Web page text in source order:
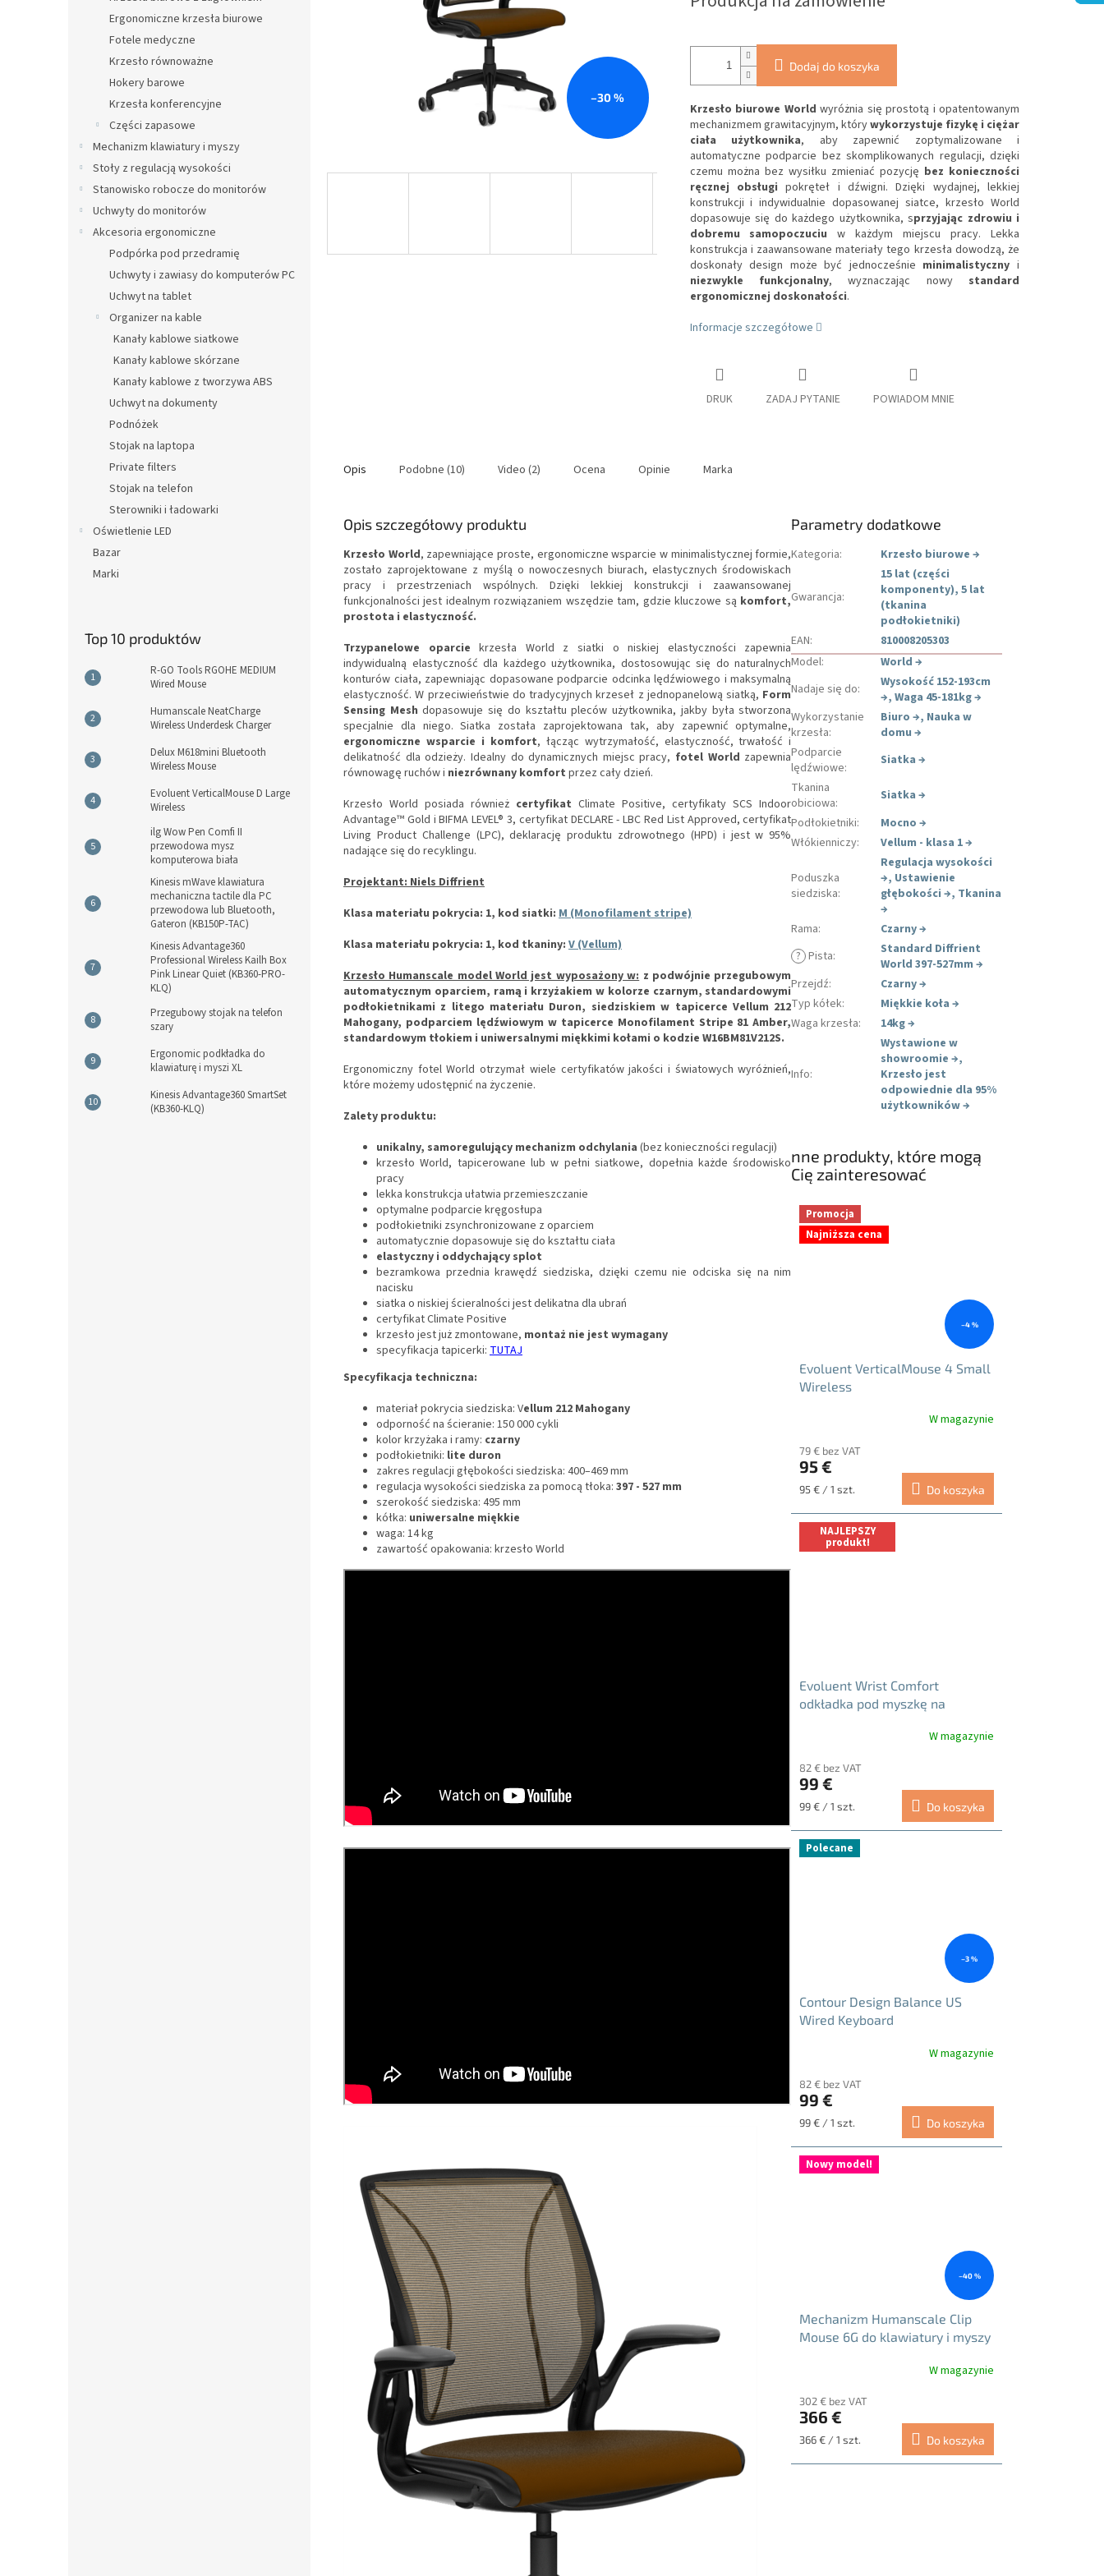
Ergonomiczne krzesła biurowe
Fotele medyczne
Krzesło równoważne
Hokery barowe
Krzesła konferencyjne
Części zapasowe
Mechanizm klawiatury i myszy
Stoły z regulacją wysokości
Stanowisko robocze do monitorów
Uchwyty do monitorów
Akcesoria ergonomiczne
Podpórka pod przedramię
Uchwyty i zawiasy do komputerów PC
Uchwyt na tablet
Organizer na kable
Kanały kablowe siatkowe
Kanały kablowe skórzane
Kanały kablowe z tworzywa ABS
Uchwyt na dokumenty
Podnóżek
Stojak na laptopa
Private filters
Stojak na telefon
Sterowniki i ładowarki
Oświetlenie LED
Bazar
Marki
Top 10 produktów
R-GO Tools RGOHE MEDIUM
Wired Mouse
Humanscale NeatCharge
Wireless Underdesk Charger
Delux M618mini Bluetooth
Wireless Mouse
Evoluent VerticalMouse D Large
Wireless
ilg Wow Pen Comfi II
przewodowa mysz
komputerowa biała
Kinesis mWave klawiatura
mechaniczna tactile dla PC
przewodowa lub Bluetooth,
Gateron (KB150P-TAC)
Kinesis Advantage360
Professional Wireless Kailh Box
Pink Linear Quiet (KB360-PRO-
KLQ)
Przegubowy stojak na telefon
szary
Ergonomic podkładka do
klawiaturę i myszi XL
Kinesis Advantage360 SmartSet
(KB360-KLQ)
–30 %
Dodaj do koszyka
Krzesło biurowe World wyróżnia się prostotą i opatentowanym
mechanizmem grawitacyjnym, którywykorzystuje fizykę i ciężar
ciała użytkownika, aby zapewnić zoptymalizowane i
automatyczne podparcie bez skomplikowanych regulacji, dzięki
czemu można bez wysiłku zmieniać pozycję bez konieczności
ręcznej obsługi pokręteł i dźwigni. Dzięki wydajnej, lekkiej
konstrukcji i indywidualnie dopasowanej siatce, krzesło World
dopasowuje się do każdego użytkownika, sprzyjając zdrowiu i
dobremu samopoczuciu w każdym miejscu pracy. Lekka
konstrukcja i zaawansowane materiały tego krzesła dowodzą, że
doskonały design może być jednocześnie minimalistyczny i
niezwykle funkcjonalny, wyznaczając nowy standard
ergonomicznej doskonałości.
Informacje szczegółowe
DRUK ZADAJ PYTANIE POWIADOM MNIE
Opis Podobne (10) Video (2) Ocena Opinie Marka
Opis szczegółowy produktu
Krzesło World, zapewniające proste, ergonomiczne wsparcie w minimalistycznej formie,
zostało zaprojektowane z myślą o nowoczesnych biurach, elastycznych środowiskach
pracy i przestrzeniach wspólnych. Dzięki lekkiej konstrukcji i zaawansowanej
funkcjonalności jest idealnym rozwiązaniem wszędzie tam, gdzie kluczowe są komfort,
prostota i elastyczność.
Trzypanelowe oparcie krzesła World z siatki o niskiej elastyczności zapewnia
indywidualną elastyczność dla każdego użytkownika, dostosowując się do naturalnych
konturów ciała, zapewniając dopasowane podparcie odcinka lędźwiowego i maksymalną
elastyczność. W przeciwieństwie do tradycyjnych krzeseł z jednopanelową siatką, Form
Sensing Mesh dopasowuje się do kształtu pleców użytkownika, jakby była stworzona
specjalnie dla niego. Siatka została zaprojektowana tak, aby zapewnić optymalne,
ergonomiczne wsparcie i komfort, łącząc wytrzymałość, elastyczność, trwałość i
delikatność dla odzieży. Idealny do dynamicznych miejsc pracy, fotel World zapewnia
równowagę ruchów i niezrównany komfort przez cały dzień.
Krzesło World posiada również certyfikat Climate Positive, certyfikaty SCS Indoor
Advantage™ Gold i BIFMA LEVEL® 3, certyfikat DECLARE - LBC Red List Approved, certyfikat
Living Product Challenge (LPC), deklarację produktu zdrowotnego (HPD) i jest w 95%
nadające się do recyklingu.
Projektant: Niels Diffrient
Klasa materiału pokrycia: 1, kod siatki: M (Monofilament stripe)
Klasa materiału pokrycia: 1, kod tkaniny: V (Vellum)
Krzesło Humanscale model World jest wyposażony w:z podwójnie przegubowym
automatycznym oparciem, ramą i krzyżakiem w kolorze czarnym, standardowymi
podłokietnikami z litego materiału Duron, siedziskiem w tapicerce Vellum 212
Mahogany, podparciem lędźwiowym w tapicerce Monofilament Stripe 81 Amber,
standardowym tłokiem i uniwersalnymi miękkimi kołami o kodzie W16BM81V212S.
Ergonomiczny fotel World otrzymał wiele certyfikatów jakości i światowych wyróżnień,
które możemy udostępnić na życzenie.
Zalety produktu:
unikalny, samoregulujący mechanizm odchylania (bez konieczności regulacji)
krzesło World, tapicerowane lub w pełni siatkowe, dopełnia każde środowisko
pracy
lekka konstrukcja ułatwia przemieszczanie
optymalne podparcie kręgosłupa
podłokietniki zsynchronizowane z oparciem
automatycznie dopasowuje się do kształtu ciała
elastyczny i oddychający splot
bezramkowa przednia krawędź siedziska, dzięki czemu nie odciska się na nim
nacisku
siatka o niskiej ścieralności jest delikatna dla ubrań
certyfikat Climate Positive
krzesło jest już zmontowane, montaż nie jest wymagany
specyfikacja tapicerki: TUTAJ
Specyfikacja techniczna:
materiał pokrycia siedziska: Vellum 212 Mahogany
odporność na ścieranie: 150 000 cykli
kolor krzyżaka i ramy: czarny
podłokietniki: lite duron
zakres regulacji głębokości siedziska: 400–469 mm
regulacja wysokości siedziska za pomocą tłoka: 397 - 527 mm
szerokość siedziska: 495 mm
kółka: uniwersalne miękkie
waga: 14 kg
zawartość opakowania: krzesło World
Parametry dodatkowe
Kategoria: Krzesło biurowe →
Gwarancja:
15 lat (części
komponenty), 5 lat
(tkanina
podłokietniki)
EAN:
810008205303
Model: World →
Nadaje się do:
Wysokość 152-193cm
→,Waga 45-181kg→
Wykorzystanie
krzesła:
Biuro →, Nauka w
domu →
Podparcie
lędźwiowe: Siatka →
Tkanina
obiciowa: Siatka →
Podłokietniki: Mocno →
Włókienniczy: Vellum - klasa 1→
Poduszka
siedziska:
Regulacja wysokości
→, Ustawienie
głębokości →, Tkanina
→
Rama: Czarny→
? Pista:
Standard Diffrient
World 397-527mm →
Przejdź: Czarny→
Typ kółek: Miękkie koła →
Waga krzesła: 14kg→
Info:
Wystawione w
showroomie →,
Krzesło jest
odpowiednie dla 95%
użytkowników→
nne produkty, które mogą
Cię zainteresować
Promocja
Najniższa cena
–4 %
Evoluent VerticalMouse 4 Small
Wireless
W magazynie
79 € bez VAT
95 €
Cena
95 € / 1 szt. Do koszyka
NAJLEPSZY
produkt!
Evoluent Wrist Comfort
odkładka pod myszkę na
produktu
wynosi
5.0
na
5
gwiazdek.
W magazynie
82 € bez VAT
99 €
Cena
99 € / 1 szt. Do koszyka
Polecane
–3 %
Contour Design Balance US
Wired Keyboard
W magazynie
82 € bez VAT
99 €
Cena
99 € / 1 szt. Do koszyka
Nowy model!
–40 %
Mechanizm Humanscale Clip
Mouse 6G do klawiatury i myszy
produktu
wynosi
5.0
5
W magazynie
302 € bez VAT
366 €
Cena
366 € / 1 szt. Do koszyka